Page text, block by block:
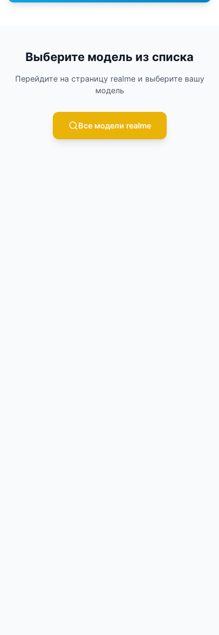
Выберите модель из списка
Перейдите на страницу realmeи выберите вашу
модель
Все модели realme